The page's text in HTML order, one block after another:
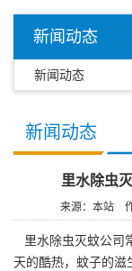
新闻动态
新闻动态
新闻动态
里水除虫
来源：本站
里水除虫灭蚊公司
天的酷热，蚊子的滋